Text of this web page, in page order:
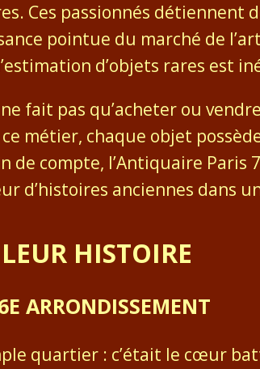
Ces passionnés détiennent
pointue du marché de
d’objets rares est
fait pas qu’acheter ou
métier, chaque objet
de compte, l’Antiquaire Paris
d’histoires anciennes dans
HISTOIRE
ARRONDISSEMENT
quartier : c’était le cœur